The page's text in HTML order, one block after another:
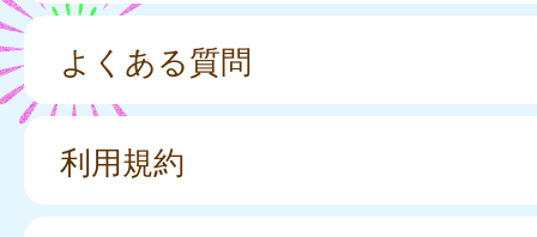
よくある質問
利用規約